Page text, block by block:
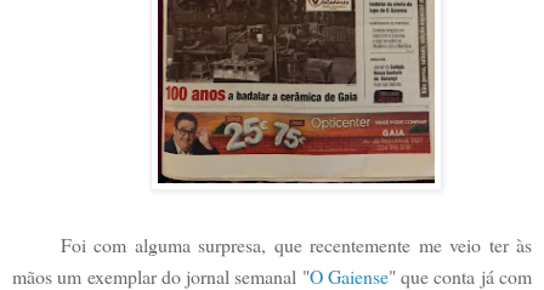
Foi com alguma surpresa, que recentemente me veio ter às
mãos um exemplar do jornal semanal "O Gaiense" que conta já com